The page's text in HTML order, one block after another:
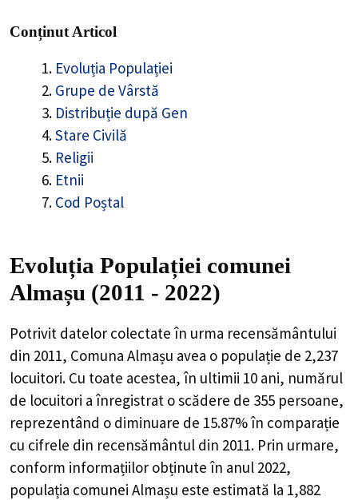
Conținut Articol
Evoluția Populației
Grupe de Vârstă
Distribuție după Gen
Stare Civilă
Religii
Etnii
Cod Poștal
Evoluția Populației comunei
Almașu (2011 - 2022)
Potrivit datelor colectate în urma recensământului
din 2011, Comuna Almașu avea o populație de 2,237
locuitori. Cu toate acestea, în ultimii 10 ani, numărul
de locuitori a înregistrat oscădere de 355 persoane,
reprezentând o diminuare de 15.87%în comparație
cu cifrele din recensământul din 2011. Prin urmare,
conform informațiilor obținute în anul 2022,
populația comunei Almașu este estimată la 1,882